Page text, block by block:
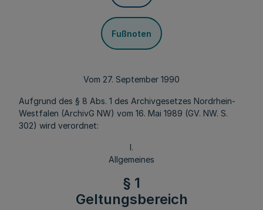
Fußnoten
Vom 27. September 1990
Aufgrund des § 8 Abs. 1 des Archivgesetzes Nordrhein-
Westfalen (ArchivG NW) vom 16. Mai 1989 (GV. NW. S.
302) wird verordnet:
I.
Allgemeines
§ 1
Geltungsbereich